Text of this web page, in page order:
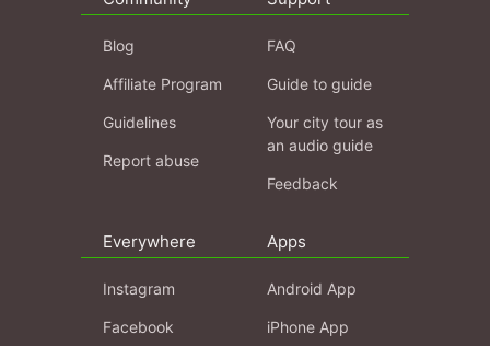
Blog
Affiliate Program
Guidelines
Report abuse
FAQ
Guide to guide
Your city tour as
an audio guide
Feedback
Everywhere
Instagram
Facebook
Apps
Android App
iPhone App